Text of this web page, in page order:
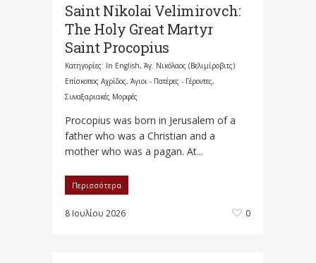
Saint Nikolai Velimirovch:
The Holy Great Martyr
Saint Procopius
Κατηγορίες: In English, Άγ. Νικόλαος (Βελιμίροβιτς)
Επίσκοπος Αχρίδος, Άγιοι - Πατέρες - Γέροντες,
Συναξαριακές Μορφές
Procopius was born in Jerusalem of a
father who was a Christian and a
mother who was a pagan. At...
Περισσότερα
8 Ιουλίου 2026 0